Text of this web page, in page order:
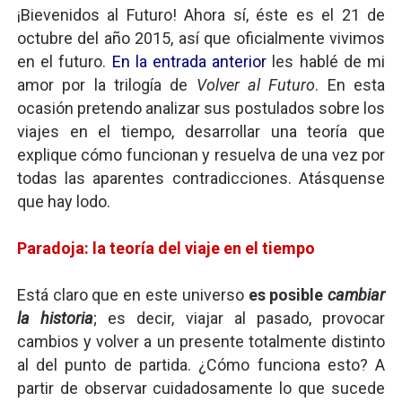
¡Bievenidos al Futuro! Ahora sí, éste es el 21 de
octubre del año 2015, así que oficialmente vivimos
en el futuro. En la entrada anterior les hablé de mi
amor por la trilogía de Volver al Futuro. En esta
ocasión pretendo analizar sus postulados sobre los
viajes en el tiempo, desarrollar una teoría que
explique cómo funcionan y resuelva de una vez por
todas las aparentes contradicciones. Atásquense
que hay lodo.
Paradoja: la teoría del viaje en el tiempo
Está claro que en este universo es posiblecambiar
la historia; es decir, viajar al pasado, provocar
cambios y volver a un presente totalmente distinto
al del punto de partida. ¿Cómo funciona esto? A
partir de observar cuidadosamente lo que sucede